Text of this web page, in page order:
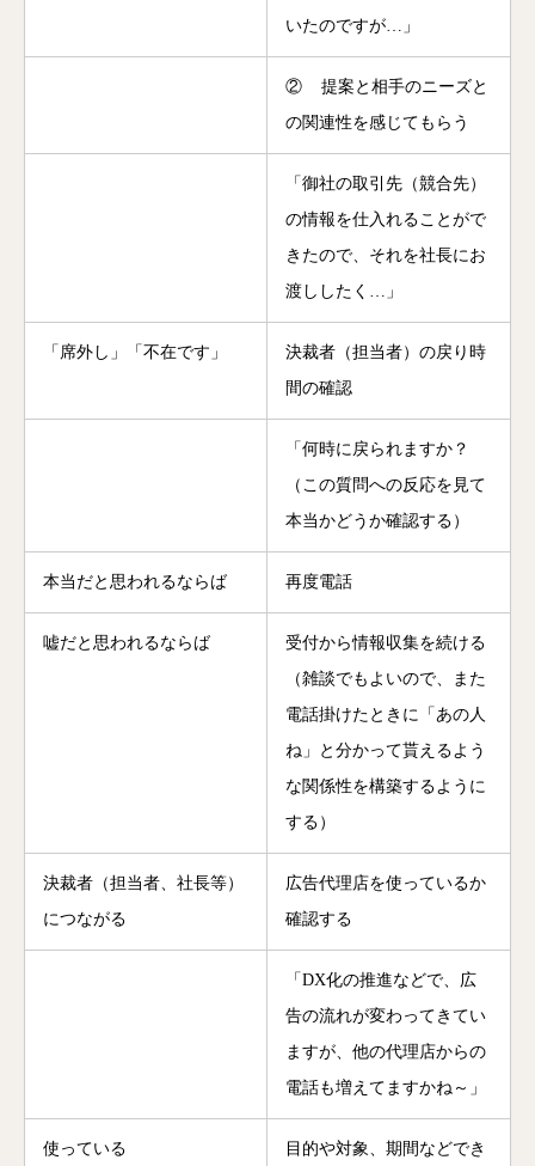
いたのですが…」
② 提案と相手のニーズと
の関連性を感じてもらう
「御社の取引先（競合先）
の情報を仕入れることがで
きたので、それを社長にお
渡ししたく…」
「席外し」「不在です」
決裁者（担当者）の戻り時
間の確認
「何時に戻られますか？
（この質問への反応を見て
本当かどうか確認する）
本当だと思われるならば 再度電話
嘘だと思われるならば
受付から情報収集を続ける
（雑談でもよいので、また
電話掛けたときに「あの人
ね」と分かって貰えるよう
な関係性を構築するように
する）
決裁者（担当者、社長等）
につながる
広告代理店を使っているか
確認する
「DX化の推進などで、広
告の流れが変わってきてい
ますが、他の代理店からの
電話も増えてますかね～」
使っている
目的や対象、期間などでき